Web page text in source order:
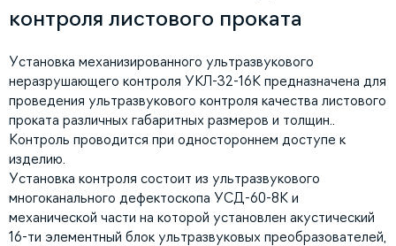
контроля листового проката
Установка механизированного ультразвукового
неразрушающего контроля УКЛ-32-16К предназначена для
проведения ультразвукового контроля качества листового
проката различных габаритных размеров и толщин..
Контроль проводится при одностороннем доступе к
изделию.
Установка контроля состоит из ультразвукового
многоканального дефектоскопа УСД-60-8К и
механической части на которой установлен акустический
16-ти элементный блок ультразвуковых преобразователей,